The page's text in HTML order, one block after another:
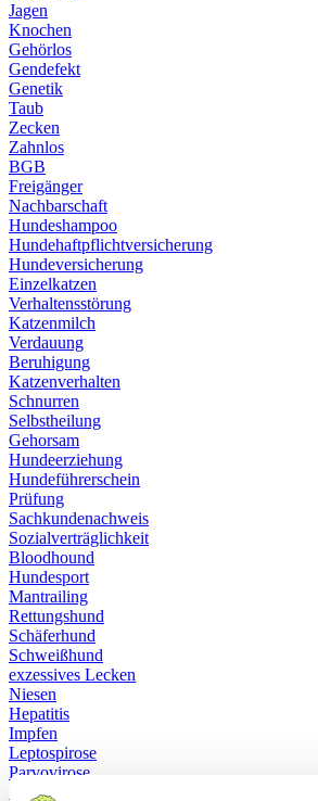
Jagen
Knochen
Gehörlos
Gendefekt
Genetik
Taub
Zecken
Zahnlos
BGB
Freigänger
Nachbarschaft
Hundeshampoo
Hundehaftpflichtversicherung
Hundeversicherung
Einzelkatzen
Verhaltensstörung
Katzenmilch
Verdauung
Beruhigung
Katzenverhalten
Schnurren
Selbstheilung
Gehorsam
Hundeerziehung
Hundeführerschein
Prüfung
Sachkundenachweis
Sozialverträglichkeit
Bloodhound
Hundesport
Mantrailing
Rettungshund
Schäferhund
Schweißhund
exzessives Lecken
Niesen
Hepatitis
Impfen
Leptospirose
Parvovirose
Staupe